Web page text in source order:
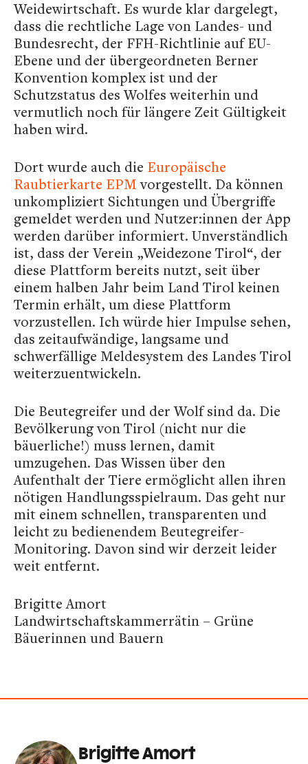
Weidewirtschaft. Es wurde klar dargelegt,
dass die rechtliche Lage von Landes- und
Bundesrecht, der FFH-Richtlinie auf EU-
Ebene und der übergeordneten Berner
Konvention komplex ist und der
Schutzstatus des Wolfes weiterhin und
vermutlich noch für längere Zeit Gültigkeit
haben wird.
Dort wurde auch die Europäische
Raubtierkarte EPMvorgestellt. Da können
unkompliziert Sichtungen und Übergriffe
gemeldet werden und Nutzer:innen der App
werden darüber informiert. Unverständlich
ist, dass der Verein „Weidezone Tirol“, der
diese Plattform bereits nutzt, seit über
einem halben Jahr beim Land Tirol keinen
Termin erhält, um diese Plattform
vorzustellen. Ich würde hier Impulse sehen,
das zeitaufwändige, langsame und
schwerfällige Meldesystem des Landes Tirol
weiterzuentwickeln.
Die Beutegreifer und der Wolf sind da. Die
Bevölkerung von Tirol (nicht nur die
bäuerliche!) muss lernen, damit
umzugehen. Das Wissen über den
Aufenthalt der Tiere ermöglicht allen ihren
nötigen Handlungsspielraum. Das geht nur
mit einem schnellen, transparenten und
leicht zu bedienendem Beutegreifer-
Monitoring. Davon sind wir derzeit leider
weit entfernt.
Brigitte Amort
Landwirtschaftskammerrätin – Grüne
Bäuerinnen und Bauern
Brigitte Amort